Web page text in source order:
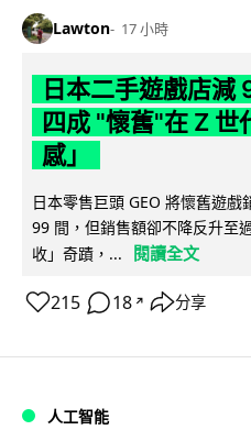
Lawton 17 小時
日本二手遊戲店減
四成 "懷舊"在 Z 世
感」
日本零售巨頭 GEO 將懷舊遊
99 間，但銷售額卻不降反升至
收」奇蹟，...
閱讀全文
215 18 ↗ 分享
人工智能